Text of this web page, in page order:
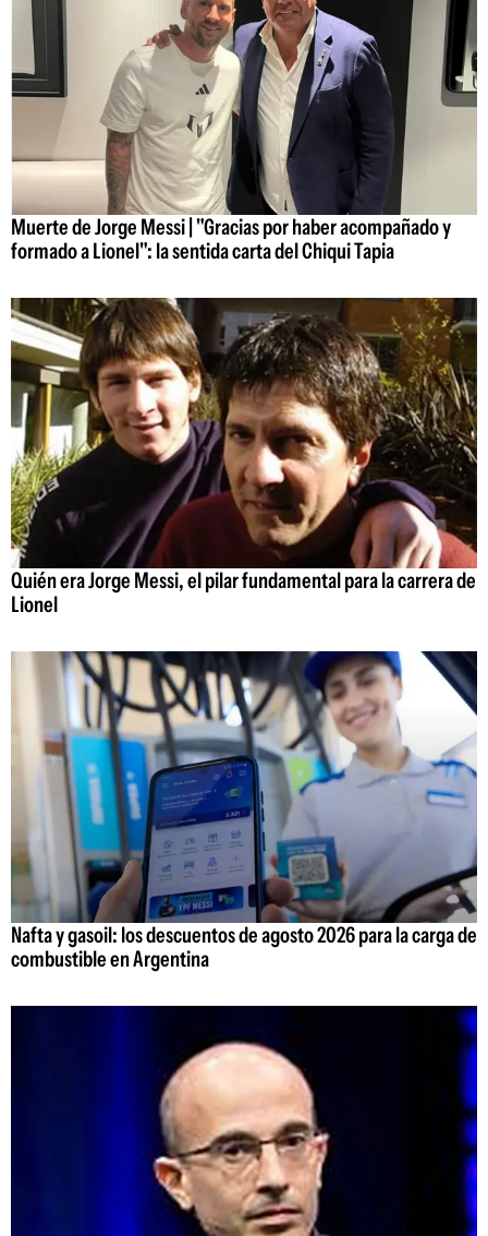
Muerte de Jorge Messi | "Gracias por haber acompañado y
formado a Lionel": la sentida carta del Chiqui Tapia
Quién era Jorge Messi, el pilar fundamental para la carrera de
Lionel
Nafta y gasoil: los descuentos de agosto 2026 para la carga de
combustible en Argentina